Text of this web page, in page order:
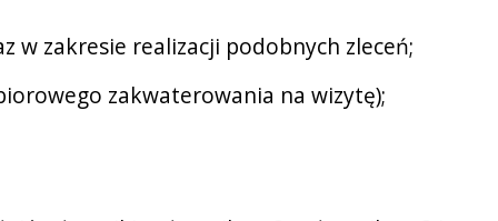
w zakresie realizacji podobnych zleceń;
zakwaterowania na wizytę);